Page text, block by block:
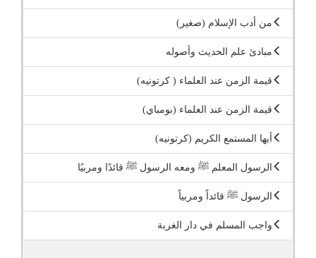
من أدب الإسلام (صغير)
مبادئ علم الحديث وأصوله
قيمة الزمن عند العلماء ( كرتونيه)
قيمة الزمن عند العلماء (بومباي)
أيها المستمع الكريم (كرتونيه)
الرسول المعلم ﷺ ومعه الرسول ﷺ قائدًا ومربيًا
الرسول ﷺ قائداً ومربياً
واجب المسلم في دار الغربة